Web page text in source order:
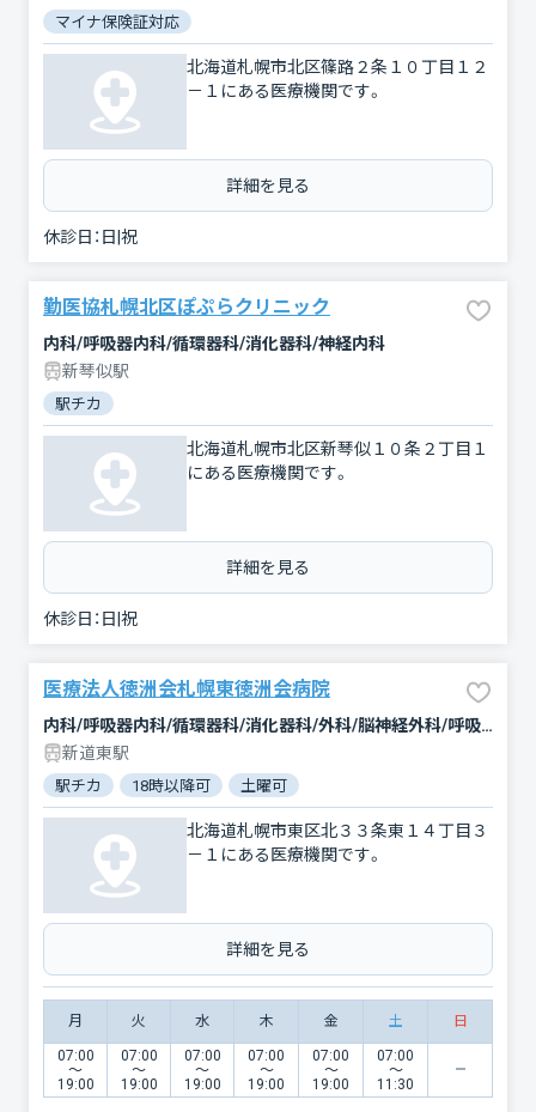
マイナ保険証対応
北海道札幌市北区篠路２条１０丁目１２
－１にある医療機関です。
詳細を見る
休診日： 日|祝
勤医協札幌北区ぽぷらクリニック
内科/呼吸器内科/循環器科/消化器科/神経内科
新琴似駅
駅チカ
北海道札幌市北区新琴似１０条２丁目１
にある医療機関です。
詳細を見る
休診日： 日|祝
医療法人徳洲会札幌東徳洲会病院
内科/呼吸器内科/循環器科/消化器科/外科/脳神経外科/呼吸器外科/心臓血管外科/乳腺外科/肛門科/整形外科/形成外科/小児科/眼科/耳鼻咽喉科/皮膚科/泌尿器科/歯科口腔外科/リハビリテーション/放射線科/臨床検査・病理診断/救急科/麻酔科
新道東駅
駅チカ 18時以降可 土曜可
北海道札幌市東区北３３条東１４丁目３
－１にある医療機関です。
詳細を見る
月 火 水 木 金 土 日
07:00
〜
19:00
07:00
〜
19:00
07:00
〜
19:00
07:00
〜
19:00
07:00
〜
19:00
07:00
〜
11:30